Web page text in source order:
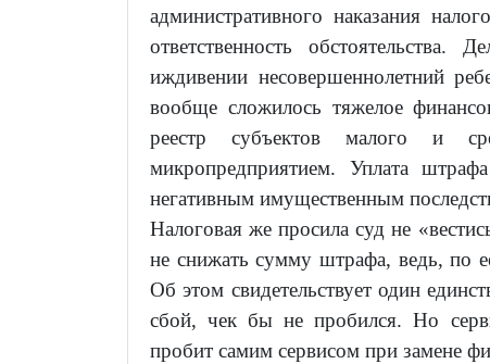
административного наказания
ответственность
иждивении несовершеннолетний
вообще сложилось тяжелое
реестр субъектов малого и
микропредприятием. Уплата
негативным имущественным
Налоговая же просила суд не
не снижать сумму штрафа, ведь,
Об этом свидетельствует один
сбой, чек бы не пробился. Но
пробит самим сервисом при замене